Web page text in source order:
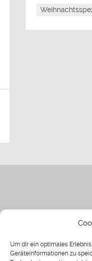
Um dir ein optimales
Geräteinformationen zu